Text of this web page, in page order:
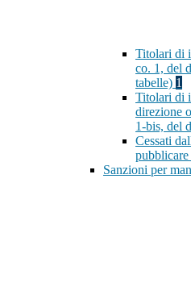
Titolari di
co. 1, del
tabelle) 1
Titolari di
direzione
1-bis, del
Cessati
Sanzioni per